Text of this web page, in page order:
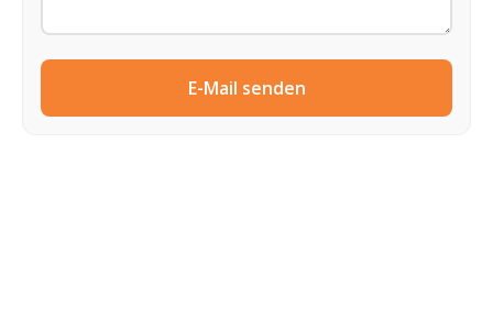
E-Mail senden